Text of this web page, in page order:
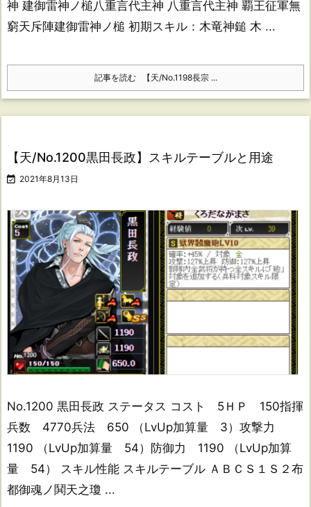
神 建御雷神ノ槌八重言代主神 八重言代主神 覇王征軍無
窮天斥陣建御雷神ノ槌 初期スキル：木竜神鎚 木 ...
記事を読む 【天/No.1198長宗 ...
【天/No.1200黒田長政】スキルテーブルと用途
 2021年8月13日
No.1200 黒田長政 ステータス コスト 5ＨＰ 150指揮
兵数 4770兵法 650 （LvUp加算量 3）攻撃力
1190 （LvUp加算量 54）防御力 1190 （LvUp加算
量 54） スキル性能 スキルテーブル ＡＢＣＳ１Ｓ２布
都御魂ノ鬨天之瓊 ...